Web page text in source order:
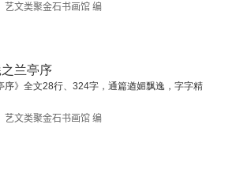
艺文类聚金石书画馆 编
兰亭序
序》全文28行、324字，通篇遒媚飘逸，字字精
艺文类聚金石书画馆 编